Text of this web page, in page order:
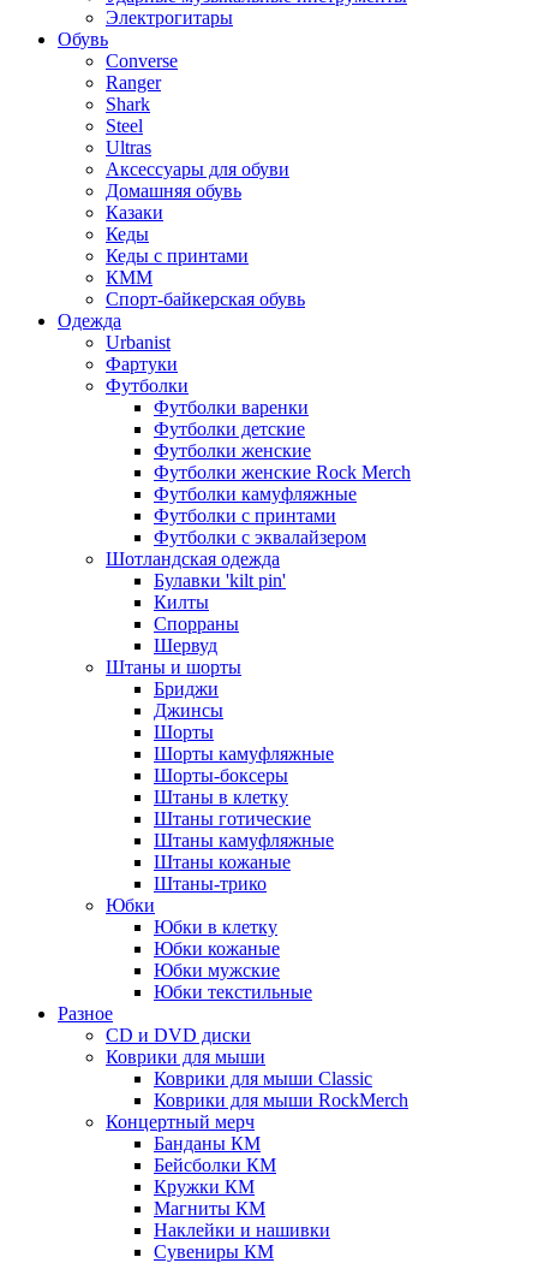
Электрогитары
Обувь
Converse
Ranger
Shark
Steel
Ultras
Аксессуары для обуви
Домашняя обувь
Казаки
Кеды
Кеды с принтами
КММ
Спорт-байкерская обувь
Одежда
Urbanist
Фартуки
Футболки
Футболки варенки
Футболки детские
Футболки женские
Футболки женские Rock Merch
Футболки камуфляжные
Футболки с принтами
Футболки с эквалайзером
Шотландская одежда
Булавки 'kilt pin'
Килты
Спорраны
Шервуд
Штаны и шорты
Бриджи
Джинсы
Шорты
Шорты камуфляжные
Шорты-боксеры
Штаны в клетку
Штаны готические
Штаны камуфляжные
Штаны кожаные
Штаны-трико
Юбки
Юбки в клетку
Юбки кожаные
Юбки мужские
Юбки текстильные
Разное
CD и DVD диски
Коврики для мыши
Коврики для мыши Classic
Коврики для мыши RockMerch
Концертный мерч
Банданы КМ
Бейсболки КМ
Кружки КМ
Магниты КМ
Наклейки и нашивки
Сувениры КМ